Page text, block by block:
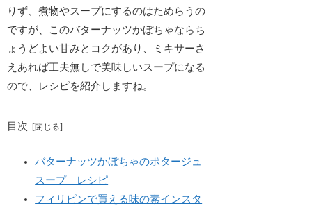
りず、煮物やスープにするのはためらうの
ですが、このバターナッツかぼちゃならち
ょうどよい甘みとコクがあり、ミキサーさ
えあれば工夫無しで美味しいスープになる
ので、レシピを紹介しますね。
目次
バターナッツかぼちゃのポタージュ
スープ レシピ
フィリピンで買える味の素インスタ